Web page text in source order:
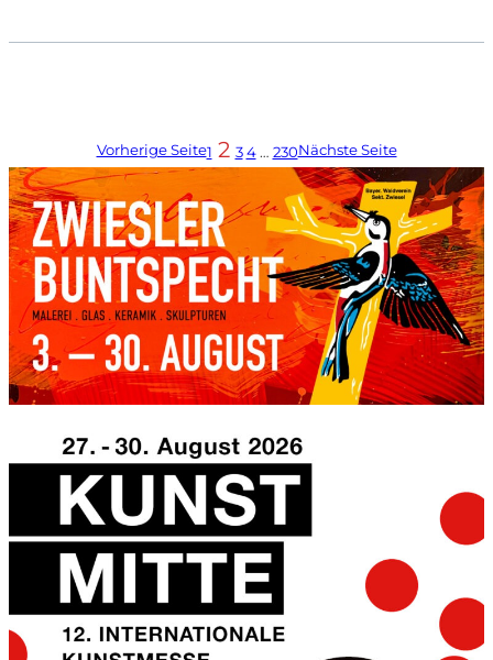
Vorherige Seite1 2 3 4 … 230Nächste Seite